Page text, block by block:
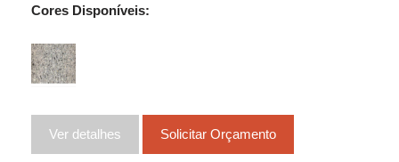
Cores Disponíveis:
Ver detalhes Solicitar Orçamento